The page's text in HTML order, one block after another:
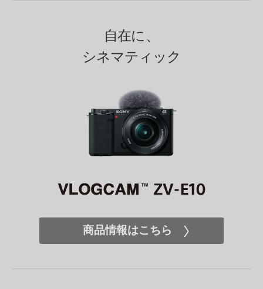
自在に、
シネマティック
商品情報はこちら